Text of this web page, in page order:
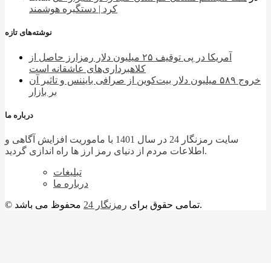
کرد | دستگیره هوشمند
نوشته‌های تازه
آمریکا در پی توقیف ۲۵ میلیون دلار رمزارز حاصل از
کلاهبرداری‌های عاشقانه است
خروج ۵۸۹ میلیون دلار بیت‌کوین از صرافی بایننس و تاثیر آن
بر بازار
درباره ما
سایت رمزنگار 24 در سال 1401 با ماموریت افزایش آگاهی و
اطلاعات مردم از دنیای رمز ارز ها راه اندازی گردید.
تبلیغات
درباره ما
© تمامی حقوق برای رمزنگار 24 محفوظ می باشد.